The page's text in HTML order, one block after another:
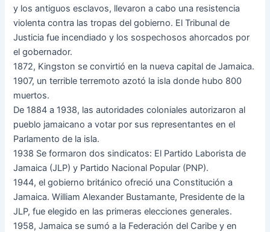
y los antiguos esclavos, llevaron a cabo una resistencia
violenta contra las tropas del gobierno. El Tribunal de
Justicia fue incendiado y los sospechosos ahorcados por
el gobernador.
1872, Kingston se convirtió en la nueva capital de Jamaica.
1907, un terrible terremoto azotó la isla donde hubo 800
muertos.
De 1884 a 1938, las autoridades coloniales autorizaron al
pueblo jamaicano a votar por sus representantes en el
Parlamento de la isla.
1938 Se formaron dos sindicatos: El Partido Laborista de
Jamaica (JLP) y Partido Nacional Popular (PNP).
1944, el gobierno británico ofreció una Constitución a
Jamaica. William Alexander Bustamante, Presidente de la
JLP, fue elegido en las primeras elecciones generales.
1958, Jamaica se sumó a la Federación del Caribe y en